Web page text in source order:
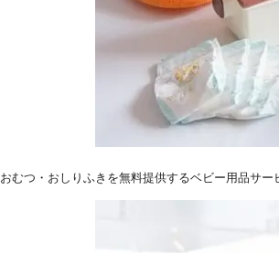
おむつ・おしりふきを無料提供するベビー用品サー